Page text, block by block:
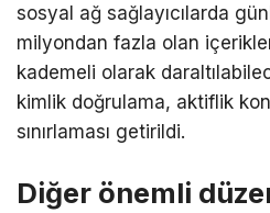
sosyal ağ sağlayıcılarda
milyondan fazla olan
kademeli olarak
kimlik doğrulama, aktiflik
sınırlaması getirildi.
Diğer önemli